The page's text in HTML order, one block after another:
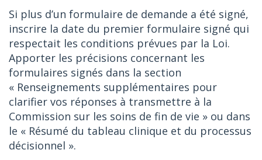
Si plus d’un formulaire de demande a été signé,
inscrire la date du premier formulaire signé qui
respectait les conditions prévues par la Loi.
Apporter les précisions concernant les
formulaires signés dans la section
« Renseignements supplémentaires pour
clarifier vos réponses à transmettre à la
Commission sur les soins de fin de vie » ou dans
le « Résumé du tableau clinique et du processus
décisionnel ».